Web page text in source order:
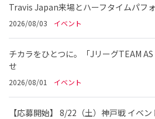
Travis Japan来場とハーフタイムパフ
2026/08/03 イベント
チカラをひとつに。「JリーグTEAM
せ
2026/08/01 イベント
【応募開始】 8/22（土）神戸戦 イベ